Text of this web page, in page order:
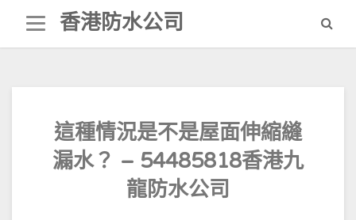
content
香港防水公司
這種情況是不是屋面伸縮縫
漏水？ – 54485818香港九
龍防水公司